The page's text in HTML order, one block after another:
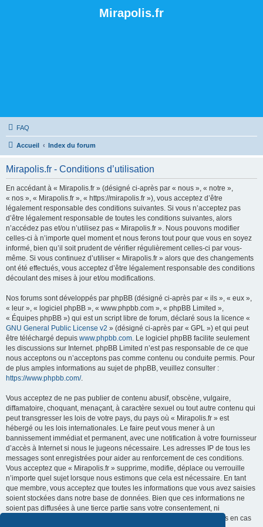
Mirapolis.fr
FAQ
Accueil Index du forum
Mirapolis.fr - Conditions d’utilisation
En accédant à « Mirapolis.fr » (désigné ci-après par « nous », « notre »,
« nos », « Mirapolis.fr », « https://mirapolis.fr »), vous acceptez d’être
légalement responsable des conditions suivantes. Si vous n’acceptez pas
d’être légalement responsable de toutes les conditions suivantes, alors
n’accédez pas et/ou n’utilisez pas « Mirapolis.fr ». Nous pouvons modifier
celles-ci à n’importe quel moment et nous ferons tout pour que vous en soyez
informé, bien qu’il soit prudent de vérifier régulièrement celles-ci par vous-
même. Si vous continuez d’utiliser « Mirapolis.fr » alors que des changements
ont été effectués, vous acceptez d’être légalement responsable des conditions
découlant des mises à jour et/ou modifications.
Nos forums sont développés par phpBB (désigné ci-après par « ils », « eux »,
« leur », « logiciel phpBB », « www.phpbb.com », « phpBB Limited »,
« Équipes phpBB ») qui est un script libre de forum, déclaré sous la licence «
GNU General Public License v2 » (désigné ci-après par « GPL ») et qui peut
être téléchargé depuis www.phpbb.com. Le logiciel phpBB facilite seulement
les discussions sur Internet. phpBB Limited n’est pas responsable de ce que
nous acceptons ou n’acceptons pas comme contenu ou conduite permis. Pour
de plus amples informations au sujet de phpBB, veuillez consulter :
https://www.phpbb.com/.
Vous acceptez de ne pas publier de contenu abusif, obscène, vulgaire,
diffamatoire, choquant, menaçant, à caractère sexuel ou tout autre contenu qui
peut transgresser les lois de votre pays, du pays où « Mirapolis.fr » est
hébergé ou les lois internationales. Le faire peut vous mener à un
bannissement immédiat et permanent, avec une notification à votre fournisseur
d’accès à Internet si nous le jugeons nécessaire. Les adresses IP de tous les
messages sont enregistrées pour aider au renforcement de ces conditions.
Vous acceptez que « Mirapolis.fr » supprime, modifie, déplace ou verrouille
n’importe quel sujet lorsque nous estimons que cela est nécessaire. En tant
que membre, vous acceptez que toutes les informations que vous avez saisies
soient stockées dans notre base de données. Bien que ces informations ne
soient pas diffusées à une tierce partie sans votre consentement, ni
« Mirapolis.fr », ni phpBB ne pourront être tenus comme responsables en cas